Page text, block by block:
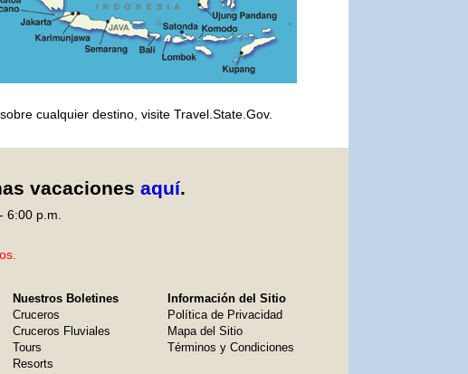
cualquier destino, visite Travel.State.Gov.
vacaciones aquí.
6:00 p.m.
Nuestros Boletines
Cruceros
Cruceros Fluviales
Tours
Resorts
Información del Sitio
Política de Privacidad
Mapa del Sitio
Términos y Condiciones